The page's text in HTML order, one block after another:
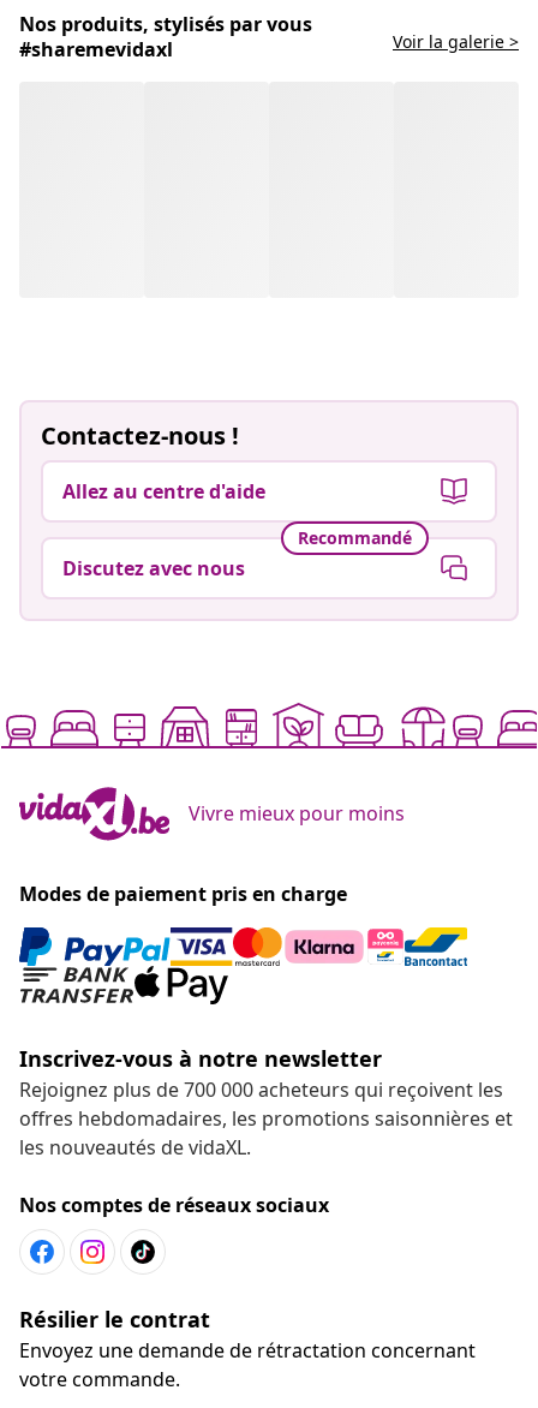
Nos produits, stylisés par vous
#sharemevidaxl
Voir la galerie >
Contactez-nous !
Allez au centre d'aide
Recommandé
Discutez avec nous
Vivre mieux pour moins
Modes de paiement pris en charge
Inscrivez-vous à notre newsletter
Rejoignez plus de 700 000 acheteurs qui reçoivent les
offres hebdomadaires, les promotions saisonnières et
les nouveautés de vidaXL.
Nos comptes de réseaux sociaux
Résilier le contrat
Envoyez une demande de rétractation concernant
votre commande.